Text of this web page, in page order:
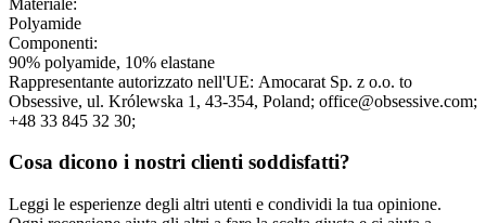
Polyamide
Componenti:
90% polyamide, 10% elastane
Rappresentante autorizzato nell'UE: Amocarat Sp. z o.o. to
Obsessive, ul. Królewska 1 , 43-354, Poland; office@obsessive.com;
+48 33 845 32 30;
Cosa dicono i nostri clienti soddisfatti?
Leggi le esperienze degli altri utenti e condividi la tua opinione.